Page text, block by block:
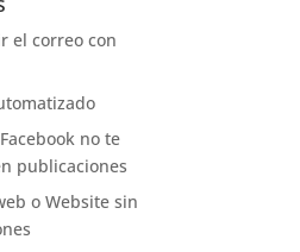
el correo con
no te
publicaciones
o Website sin